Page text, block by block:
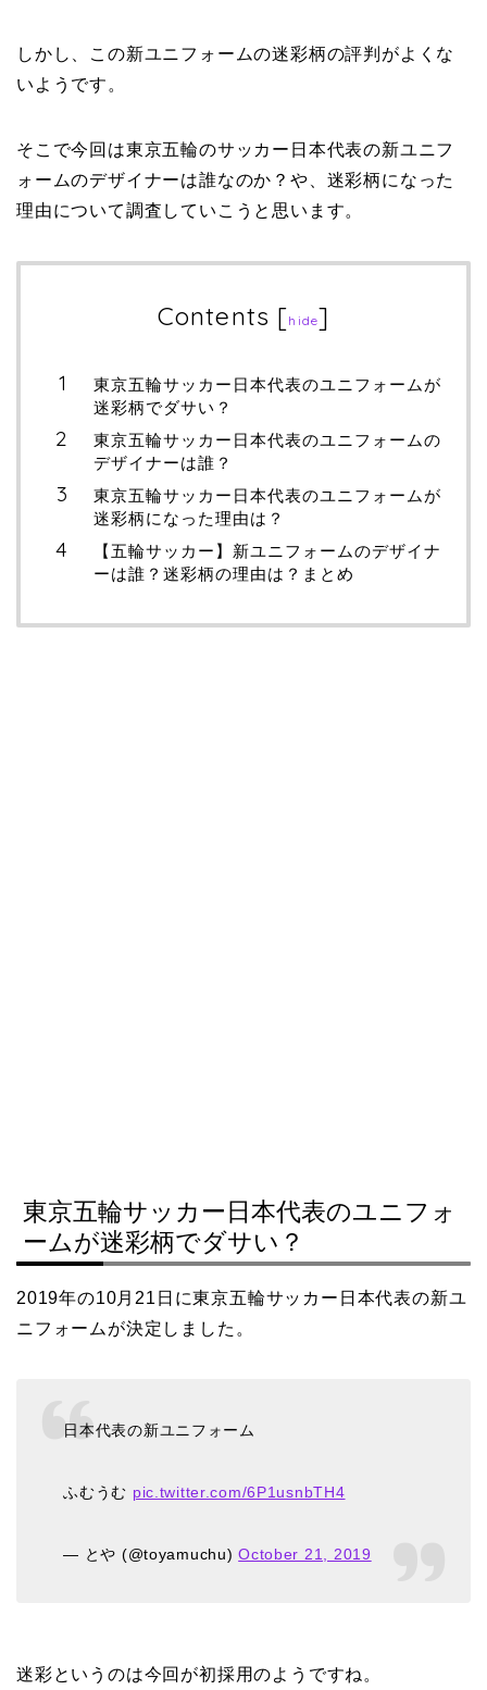
しかし、この新ユニフォームの迷彩柄の評判がよくな
いようです。
そこで今回は東京五輪のサッカー日本代表の新ユニフ
ォームのデザイナーは誰なのか？や、迷彩柄になった
理由について調査していこうと思います。
Contents [hide]
東京五輪サッカー日本代表のユニフォームが
迷彩柄でダサい？
東京五輪サッカー日本代表のユニフォームの
デザイナーは誰？
東京五輪サッカー日本代表のユニフォームが
迷彩柄になった理由は？
【五輪サッカー】新ユニフォームのデザイナ
ーは誰？迷彩柄の理由は？まとめ
東京五輪サッカー日本代表のユニフォ
ームが迷彩柄でダサい？
2019年の10月21日に東京五輪サッカー日本代表の新ユ
ニフォームが決定しました。
日本代表の新ユニフォーム
ふむうむ pic.twitter.com/6P1usnbTH4
— とや (@toyamuchu)October 21, 2019
迷彩というのは今回が初採用のようですね。